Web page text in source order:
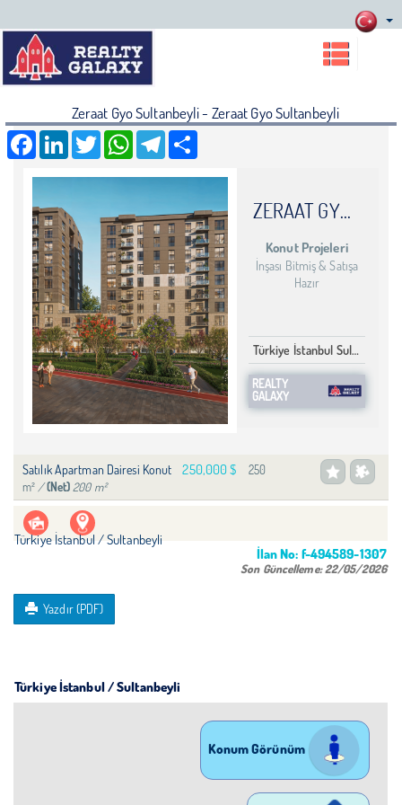
Zeraat Gyo Sultanbeyli - Zeraat Gyo Sultanbeyli
Facebook LinkedIn Twitter WhatsApp Telegram
ZERAAT GYO SULTANBEYLI
Konut Projeleri
İnşası Bitmiş & Satışa
Hazır
Türkiye İstanbul Sultanbeyli
REALTY
GALAXY
Satılık Apartman Dairesi Konut 250,000 $
250
m² /(Net)200 m²
Türkiye İstanbul / Sultanbeyli
İlan No: f-494589-1307
Son Güncelleme:22/05/2026
Yazdır (PDF)
Türkiye İstanbul / Sultanbeyli
Konum Görünüm